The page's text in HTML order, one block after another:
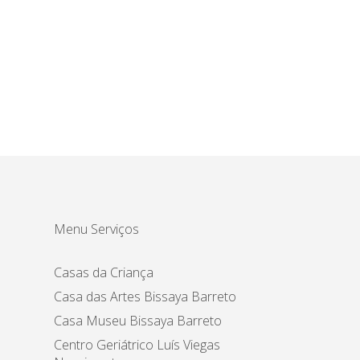
Menu Serviços
Casas da Criança
Casa das Artes Bissaya Barreto
Casa Museu Bissaya Barreto
Centro Geriátrico Luís Viegas